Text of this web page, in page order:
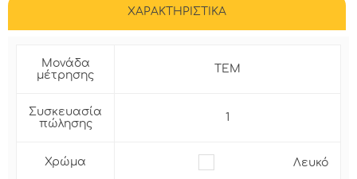
ΧΑΡΑΚΤΗΡΙΣΤΙΚΑ
Μονάδα
μέτρησης
ΤΕΜ
Συσκευασία
πώλησης
1
Χρώμα Λευκό